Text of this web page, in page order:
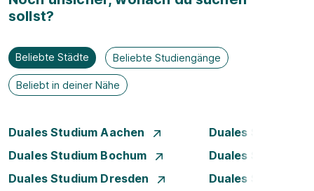
sollst?
Beliebte Städte Beliebte Studiengänge
Beliebt in deiner Nähe
Duales Studium Aachen
Duales Studium
Duales Studium Bochum
Duales Studium
Duales Studium Dresden
Duales Studium